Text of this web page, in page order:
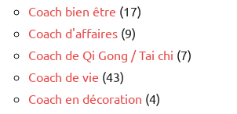
Coach bien être (17)
Coach d'affaires (9)
Coach de Qi Gong / Tai chi (7)
Coach de vie (43)
Coach en décoration (4)